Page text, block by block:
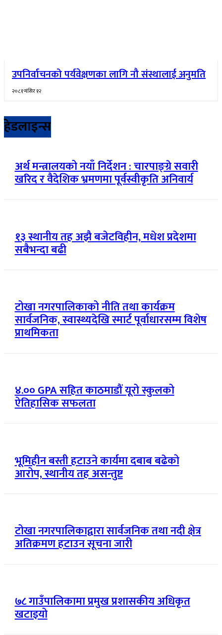
उपनिर्वाचनको पर्यवेक्षणका लागि नौ संस्थालाई अनुमति
२०८१ मंसिर १२
हेडलाइन्स
अर्थ मन्त्रालयको नयाँ निर्देशन : चारपाङ्ग्रे सवारी
खरिद र वैदेशिक भ्रमणमा पूर्वस्वीकृति अनिवार्य
१३ स्थानीय तह अझै बजेटविहीन, मधेश प्रदेशमा
सबैभन्दा बढी
टोखा नगरपालिकाको नीति तथा कार्यक्रम
सार्वजनिक, स्वास्थ्यदेखि स्मार्ट पूर्वाधारसम्म विशेष
प्राथमिकता
४.०० GPA सहित काठमाडौं यूरो स्कुलको
ऐतिहासिक सफलता
भूमिहीन बस्ती हटाउने कार्यमा दबाब बढेको
आरोप, स्थानीय तह असन्तुष्ट
टोखा नगरपालिकाद्वारा सार्वजनिक तथा नदी क्षेत्र
अतिक्रमण हटाउन सूचना जारी
७८ गाउँपालिकामा प्रमुख प्रशासकीय अधिकृत
खटाइयो